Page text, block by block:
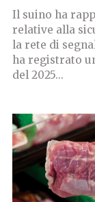
Il suino ha
relative alla
la rete di
ha registrato
del 2025...